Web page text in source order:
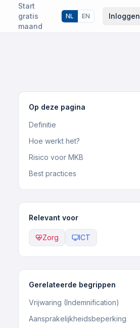
Start
gratis
maand
NL EN Inloggen
Op deze pagina
Definitie
Hoe werkt het?
Risico voor MKB
Best practices
Relevant voor
Zorg ICT
Gerelateerde begrippen
Vrijwaring (Indemnification)
Aansprakelijkheidsbeperking